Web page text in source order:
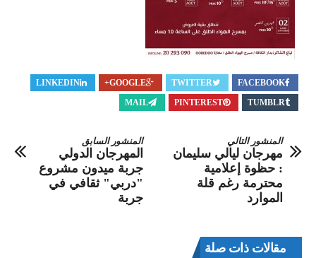
FACEBOOK
TWITTER
GOOGLE+
LINKEDIN
TUMBLR
PINTEREST
MAIL
المنشور السابق
المهرجان الدولي
جربة ميدون مشروع
"دربي" ثقافي في
جربة
المنشور التالي
مهرجان ليالي سليمان
: حظوة إعلامية
محترمة رغم قلة
الموارد
مقالات ذات صلة